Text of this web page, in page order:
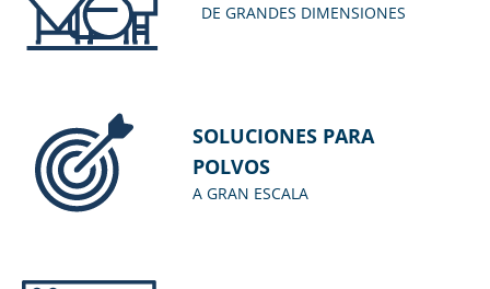
DE GRANDES DIMENSIONES
SOLUCIONES PARA
POLVOS
A GRAN ESCALA